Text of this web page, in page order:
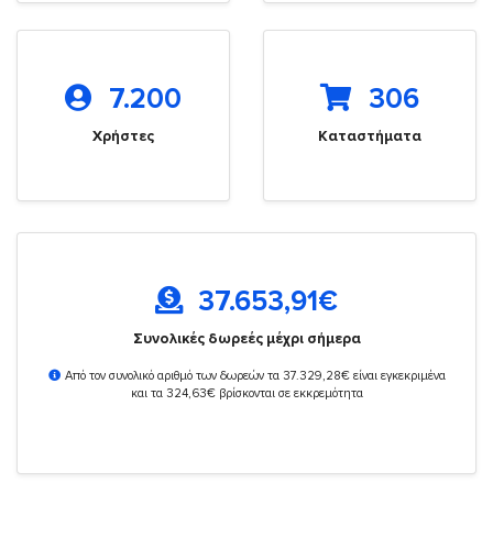
7.200
Χρήστες
306
Καταστήματα
37.653,91€
Συνολικές δωρεές μέχρι σήμερα
Από τον συνολικό αριθμό των δωρεών τα 37.329,28€ είναι εγκεκριμένα
και τα 324,63€ βρίσκονται σε εκκρεμότητα